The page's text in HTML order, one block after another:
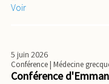
Voir
5 juin 2026
Conférence| Médecine
Conférence